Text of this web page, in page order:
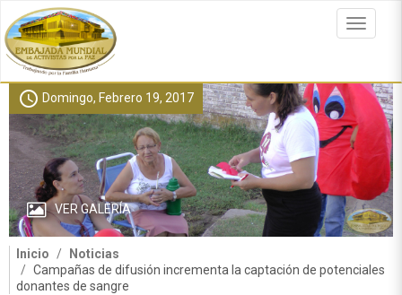
al
contenido
principal
Toggle
schedule Domingo, Febrero 19, 2017
VER GALERÍA
Inicio
Noticias
Campañas de difusión incrementa la captación de potenciales
donantes de sangre